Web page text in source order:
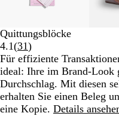
und
zum
und
die
Pfeiltasten
zum
Schwenken.
Quittungsblöcke
4.1(31Bewertungen
31
lesen
)
Für effiziente
ideal: Ihre im Brand-Look
Durchschlag. Mit diesen
erhalten Sie einen Beleg
eine Kopie. Details